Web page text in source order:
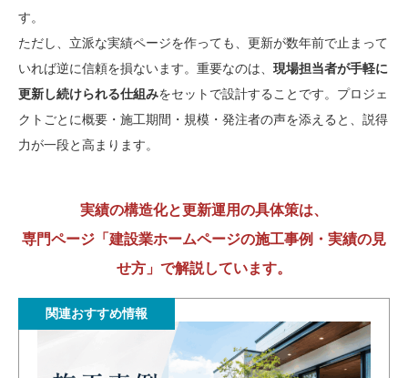
す。
ただし、立派な実績ページを作っても、更新が数年前で止まって
いれば逆に信頼を損ないます。重要なのは、 現場担当者が手軽に
更新し続けられる仕組みをセットで設計することです。プロジェ
クトごとに概要・施工期間・規模・発注者の声を添えると、説得
力が一段と高まります。
実績の構造化と更新運用の具体策は、
専門ページ「建設業ホームページの施工事例・実績の見
せ方」で解説しています。
関連おすすめ情報